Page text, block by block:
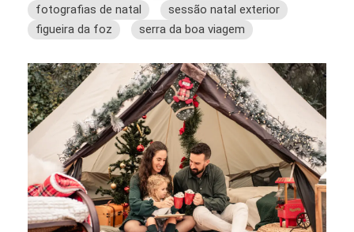
fotografias de natal
sessão natal exterior
figueira da foz
serra da boa viagem